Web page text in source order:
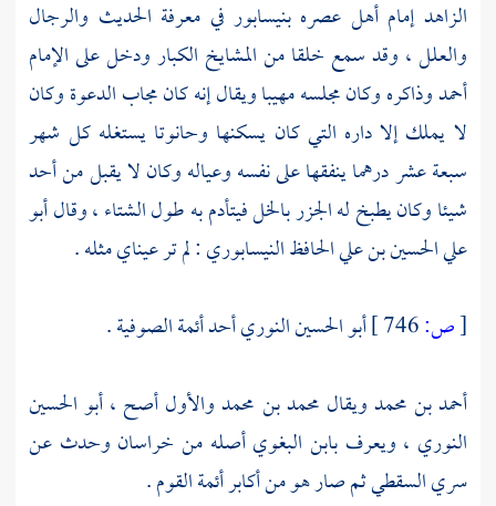
الزاهد إمام أهل عصره بنيسابور في معرفة الحديث والرجال
والعلل ، وقد سمع خلقا من المشايخ الكبار ودخل على الإمام
أحمدوذاكره وكان مجلسه مهيبا ويقال إنه كان مجاب الدعوة وكان
لا يملك إلا داره التي كان يسكنها وحانوتا يستغله كل شهر
سبعة عشر درهما ينفقها على نفسه وعياله وكان لا يقبل من أحد
شيئا وكان يطبخ له الجزر بالخل فيتأدم به طول الشتاء ، وقالأبو
علي الحسين بن علي الحافظ النيسابوري: لم تر عيناي مثله .
[ص: أبو الحسين النوريأحد أئمة الصوفية .
أحمد بن محمد ويقال محمد بن محمدوالأول أصح ، أبو الحسين
النوري ، ويعر‌ف بابن البغوي أصله من خراسان وحدث عن
سري السقطيثم صار هو من أكابر أئمة القوم .